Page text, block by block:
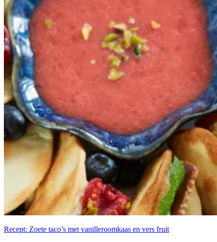
Recept: Zoete taco’s met vanilleroomkaas en vers fruit